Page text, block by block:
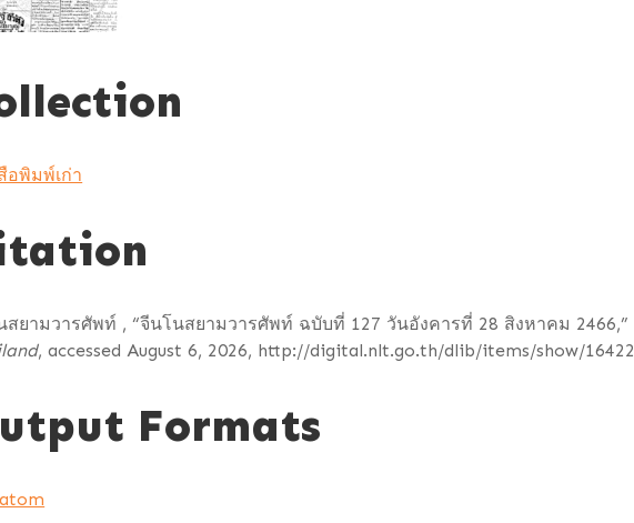
อพิมพ์เก่า
สยามวารศัพท์ , “จีนโนสยามวารศัพท์ ฉบับที่ 127 วันอังคารที่ 28 สิงหาคม 2466,”
, accessed August 6, 2026, http://digital.nlt.go.th/dlib/items/show/16422
Formats
atom